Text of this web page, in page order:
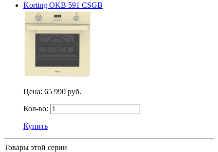
Korting OKB 591 CSGB
Цена: 65 990 руб.
Кол-во:
Купить
Товары этой серии